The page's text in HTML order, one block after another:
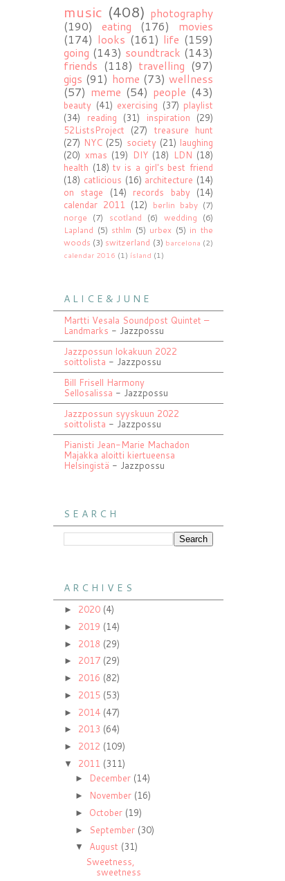
music (408) photography
(190)
eating (176)
movies
(174) looks (161) life (159)
going (143) soundtrack (143)
friends (118) travelling (97)
gigs (91) home (73) wellness
(57) meme (54) people (43)
beauty (41) exercising (37) playlist
(34)
reading (31) inspiration
(29)
52ListsProject
(27)
treasure hunt
(27) NYC (25) society (21) laughing
(20) xmas (19) DIY (18) LDN (18)
health (18) tv is a girl's best friend
(18) catlicious (16) architecture (14)
on stage
(14) records baby (14)
calendar 2011
(12) berlin baby (7)
norge (7) scotland (6) wedding (6)
Lapland (5) sthlm (5) urbex (5) in the
woods (3) switzerland (3) barcelona (2)
calendar 2016 (1) ísland (1)
A L I C E & J U N E
Martti Vesala Soundpost Quintet –
Landmarks - Jazzpossu
Jazzpossun lokakuun 2022
soittolista - Jazzpossu
Bill Frisell Harmony
Sellosalissa - Jazzpossu
Jazzpossun syyskuun 2022
soittolista - Jazzpossu
Pianisti Jean-Marie Machadon
Majakka aloitti kiertueensa
Helsingistä - Jazzpossu
S E A R C H
A R C H I V E S
► 2020 (4)
► 2019 (14)
► 2018 (29)
► 2017 (29)
► 2016 (82)
► 2015 (53)
► 2014 (47)
► 2013 (64)
► 2012 (109)
▼ 2011 (311)
► December (14)
► November (16)
► October (19)
► September (30)
▼ August (31)
Sweetness,
sweetness